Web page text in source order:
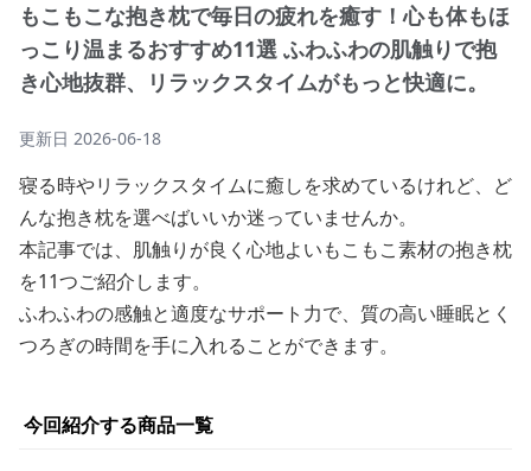
もこもこな抱き枕で毎日の疲れを癒す！心も体もほ
っこり温まるおすすめ11選 ふわふわの肌触りで抱
き心地抜群、リラックスタイムがもっと快適に。
更新日 2026-06-18
寝る時やリラックスタイムに癒しを求めているけれど、ど
んな抱き枕を選べばいいか迷っていませんか。
本記事では、肌触りが良く心地よいもこもこ素材の抱き枕
を11つご紹介します。
ふわふわの感触と適度なサポート力で、質の高い睡眠とく
つろぎの時間を手に入れることができます。
今回紹介する商品一覧